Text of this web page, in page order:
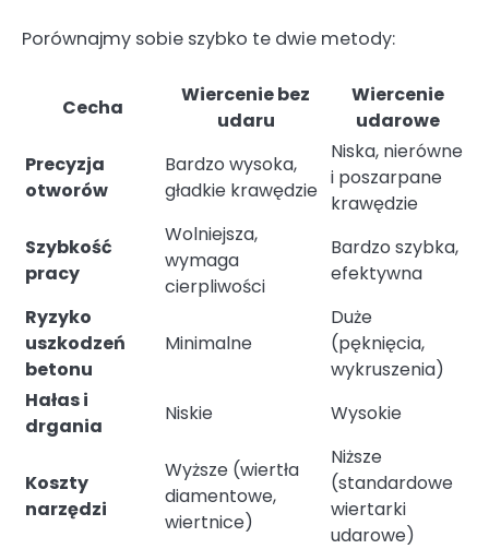
Porównajmy sobie szybko te dwie metody:
Cecha
Wiercenie bez
udaru
Wiercenie
udarowe
Precyzja
otworów
Bardzo wysoka,
gładkie krawędzie
Niska, nierówne
i poszarpane
krawędzie
Szybkość
pracy
Wolniejsza,
wymaga
cierpliwości
Bardzo szybka,
efektywna
Ryzyko
uszkodzeń
betonu
Minimalne
Duże
(pęknięcia,
wykruszenia)
Hałas i
drgania
Niskie Wysokie
Koszty
narzędzi
Wyższe (wiertła
diamentowe,
wiertnice)
Niższe
(standardowe
wiertarki
udarowe)